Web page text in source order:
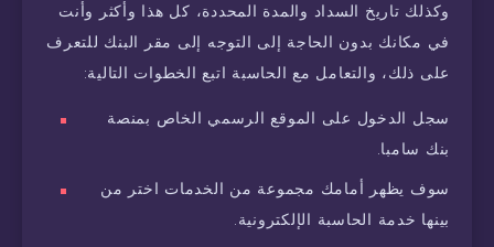
وكذلك تاريخ السداد والمدة المحددة، كل هذا وأكثر وأنت
في مكانك بدون الحاجة إلى التوجه إلى مقر البنك للتعرف
على ذلك، والتعامل مع الحاسبة اتبع الخطوات التالية:
سجل الدخول على الموقع الرسمي الخاص بمنصة
بنك سامبا.
سوف يظهر أمامك مجموعة من الخدمات اختر من
بينها خدمة الحاسبة الإلكترونية.